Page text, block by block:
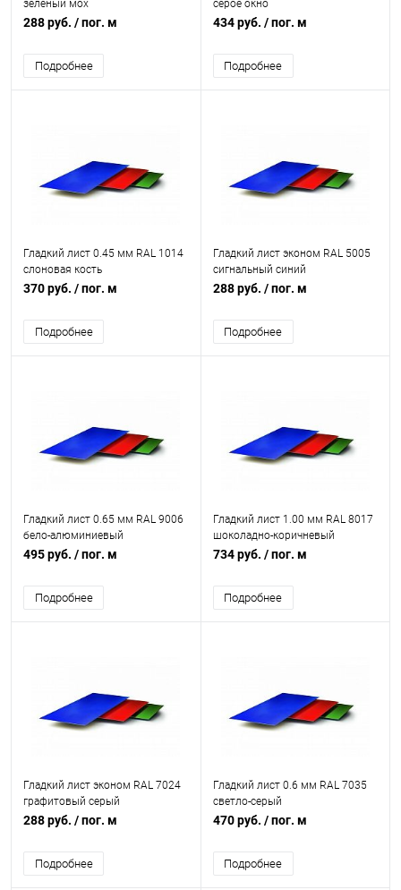
зеленый мох
288 руб. / пог. м
Подробнее
серое окно
434 руб. / пог. м
Подробнее
Гладкий лист 0.45 мм RAL 1014
слоновая кость
370 руб. / пог. м
Подробнее
Гладкий лист эконом RAL 5005
сигнальный синий
288 руб. / пог. м
Подробнее
Гладкий лист 0.65 мм RAL 9006
бело-алюминиевый
495 руб. / пог. м
Подробнее
Гладкий лист 1.00 мм RAL 8017
шоколадно-коричневый
734 руб. / пог. м
Подробнее
Гладкий лист эконом RAL 7024
графитовый серый
288 руб. / пог. м
Подробнее
Гладкий лист 0.6 мм RAL 7035
светло-серый
470 руб. / пог. м
Подробнее